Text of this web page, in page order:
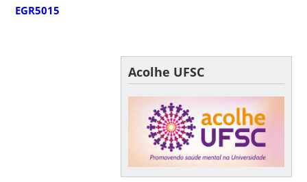
EGR5015
Acolhe UFSC